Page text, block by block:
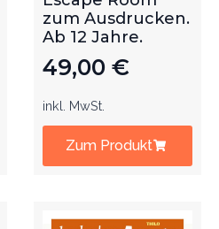
zum Ausdrucken.
Ab 12 Jahre.
49,00 €
inkl. MwSt.
Zum Produkt